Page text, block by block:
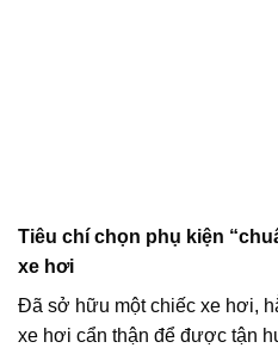
Tiêu chí chọn phụ kiện
xe hơi
Đã sở hữu một chiếc xe hơi,
xe hơi cẩn thận để được tận